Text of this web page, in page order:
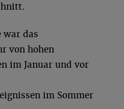
war das
von hohen
im Januar und vor
im Sommer